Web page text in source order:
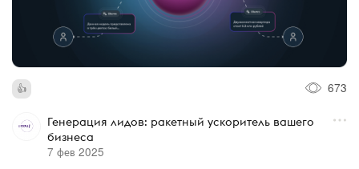
673
Генерация лидов: ракетный ускоритель вашего
бизнеса
7 фев 2025